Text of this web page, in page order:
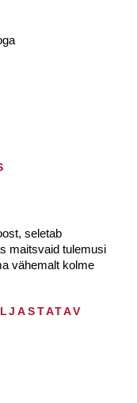
seletab
maitsvaid tulemusi
vähemalt kolme